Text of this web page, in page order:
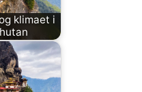
klimaet i